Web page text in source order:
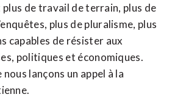
de travail de terrain, plus de
plus de pluralisme, plus
capables de résister aux
politiques et économiques.
nous lançons un appel à la